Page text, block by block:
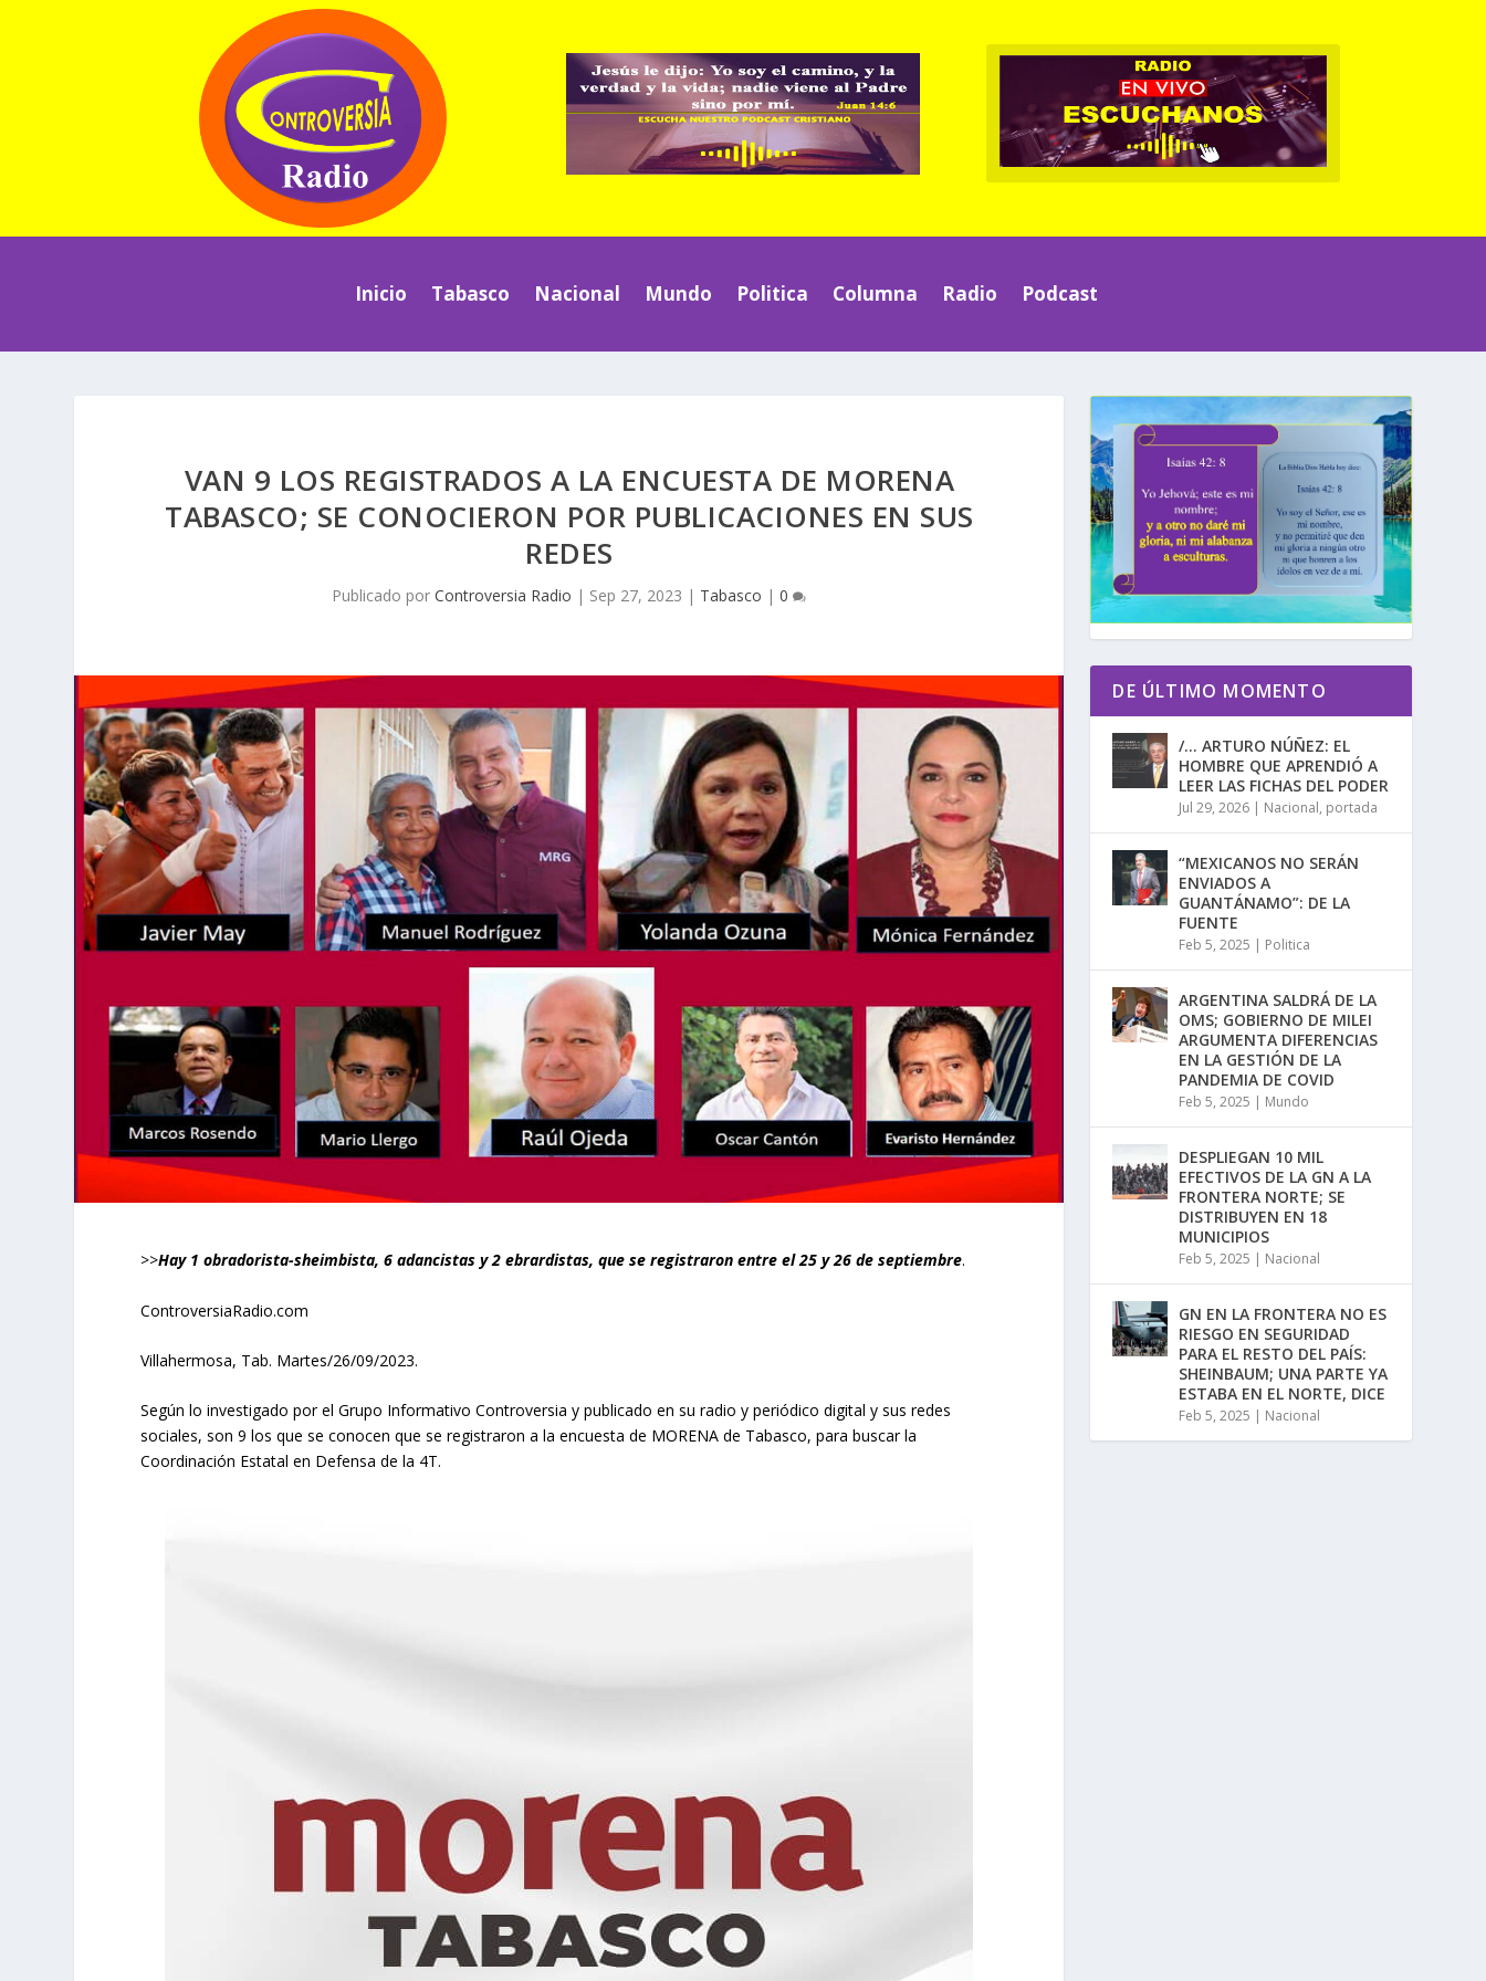
Inicio Tabasco Nacional Mundo Politica Columna Radio Podcast
VAN 9 LOS REGISTRADOS A LA ENCUESTA DE MORENA
TABASCO; SE CONOCIERON POR PUBLICACIONES EN SUS
REDES
Publicado porControversia Radio | Sep 27, 2023 | Tabasco |0
>>Hay 1 obradorista-sheimbista, 6 adancistas y 2 ebrardistas, que se registraron entre el 25 y 26 de septiembre.
ControversiaRadio.com
Villahermosa, Tab. Martes/26/09/2023.
Según lo investigado por el Grupo Informativo Controversia y publicado en su radio y periódico digital y sus redes
sociales, son 9 los que se conocen que se registraron a la encuesta de MORENA de Tabasco, para buscar la
Coordinación Estatal en Defensa de la 4T.
DE ÚLTIMO MOMENTO
/… ARTURO NÚÑEZ: EL
HOMBRE QUE APRENDIÓ A
LEER LAS FICHAS DEL PODER
Jul 29, 2026 | Nacional, portada
“MEXICANOS NO SERÁN
ENVIADOS A
GUANTÁNAMO”: DE LA
FUENTE
Feb 5, 2025 | Politica
ARGENTINA SALDRÁ DE LA
OMS; GOBIERNO DE MILEI
ARGUMENTA DIFERENCIAS
EN LA GESTIÓN DE LA
PANDEMIA DE COVID
Feb 5, 2025 | Mundo
DESPLIEGAN 10 MIL
EFECTIVOS DE LA GN A LA
FRONTERA NORTE; SE
DISTRIBUYEN EN 18
MUNICIPIOS
Feb 5, 2025 | Nacional
GN EN LA FRONTERA NO ES
RIESGO EN SEGURIDAD
PARA EL RESTO DEL PAÍS:
SHEINBAUM; UNA PARTE YA
ESTABA EN EL NORTE, DICE
Feb 5, 2025 | Nacional